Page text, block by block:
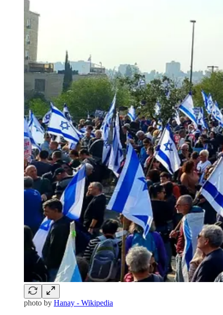
photo by Hanay - Wikipedia